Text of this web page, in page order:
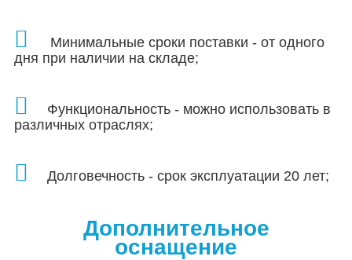
Минимальные сроки поставки - от одного
дня при наличии на складе;
Функциональность - можно использовать в
различных отраслях;
Долговечность - срок эксплуатации 20 лет;
Дополнительное
оснащение